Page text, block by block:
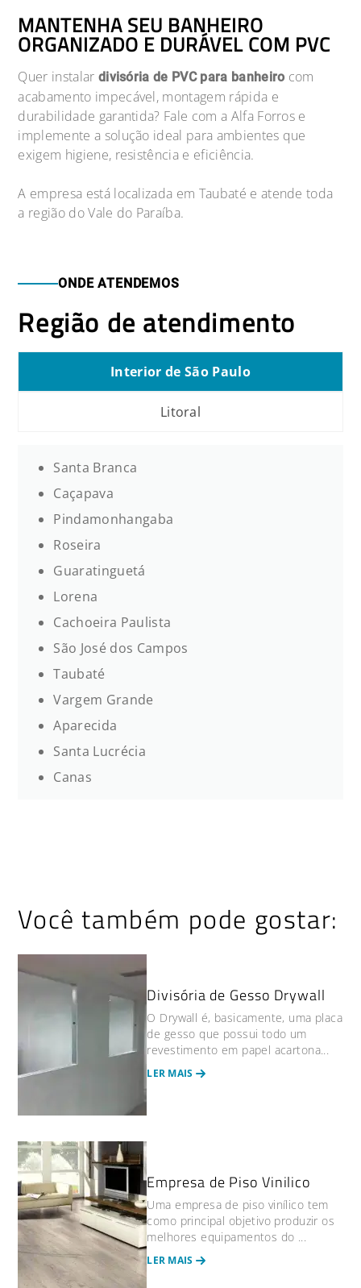
MANTENHA SEU BANHEIRO
ORGANIZADO E DURÁVEL COM PVC
Quer instalar divisória de PVC para banheiro com
acabamento impecável, montagem rápida e
durabilidade garantida? Fale com a Alfa Forros e
implemente a solução ideal para ambientes que
exigem higiene, resistência e eficiência.
A empresa está localizada em Taubaté e atende toda
a região do Vale do Paraíba.
ONDE ATENDEMOS
Região de atendimento
Interior de São Paulo
Litoral
Santa Branca
Caçapava
Pindamonhangaba
Roseira
Guaratinguetá
Lorena
Cachoeira Paulista
São José dos Campos
Taubaté
Vargem Grande
Aparecida
Santa Lucrécia
Canas
Você também pode gostar:
Divisória de Gesso Drywall
O Drywall é, basicamente, uma placa
de gesso que possui todo um
revestimento em papel acartona...
LER MAIS
Empresa de Piso Vinilico
Uma empresa de piso vinílico tem
como principal objetivo produzir os
melhores equipamentos do ...
LER MAIS